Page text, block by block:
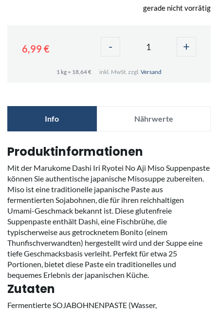
gerade nicht vorrätig
6,99 € - +
1 kg = 18,64 € inkl. MwSt. zzgl. Versand
Info Nährwerte
Produktinformationen
Mit der Marukome Dashi Iri Ryotei No Aji Miso Suppenpaste
können Sie authentische japanische Misosuppe zubereiten.
Miso ist eine traditionelle japanische Paste aus
fermentierten Sojabohnen, die für ihren reichhaltigen
Umami-Geschmack bekannt ist. Diese glutenfreie
Suppenpaste enthält Dashi, eine Fischbrühe, die
typischerweise aus getrocknetem Bonito (einem
Thunfischverwandten) hergestellt wird und der Suppe eine
tiefe Geschmacksbasis verleiht. Perfekt für etwa 25
Portionen, bietet diese Paste ein traditionelles und
bequemes Erlebnis der japanischen Küche.
Zutaten
Fermentierte SOJABOHNENPASTE (Wasser,